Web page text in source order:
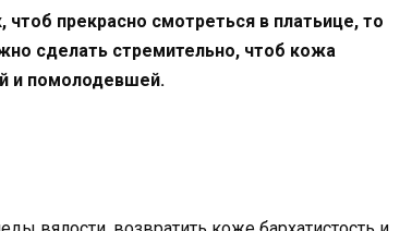
прекрасно смотреться в платьице, то
сделать стремительно, чтоб кожа
и помолодевшей.